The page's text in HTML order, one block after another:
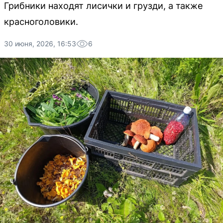
Грибники находят лисички и грузди, а также
красноголовики.
30 июня, 2026, 16:53 6